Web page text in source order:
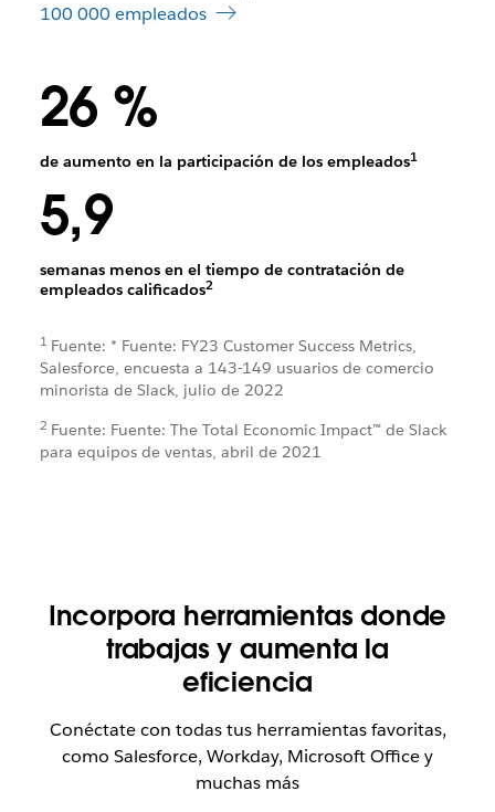
100 000 empleados
26 %
de aumento en la participación de los empleados1
5,9
semanas menos en el tiempo de contratación de
empleados calificados2
1 Fuente: * Fuente: FY23 Customer Success Metrics,
Salesforce, encuesta a 143-149 usuarios de comercio
minorista de Slack, julio de 2022
2 Fuente: Fuente: The Total Economic Impact™ de Slack
para equipos de ventas, abril de 2021
Incorpora herramientas donde
trabajas y aumenta la
eficiencia
Conéctate con todas tus herramientas favoritas,
como Salesforce, Workday, Microsoft Office y
muchas más